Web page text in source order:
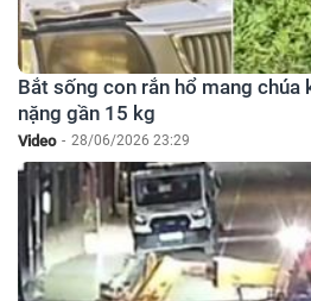
Bắt sống con rắn hổ mang chúa
nặng gần 15 kg
Video - 28/06/2026 23:29